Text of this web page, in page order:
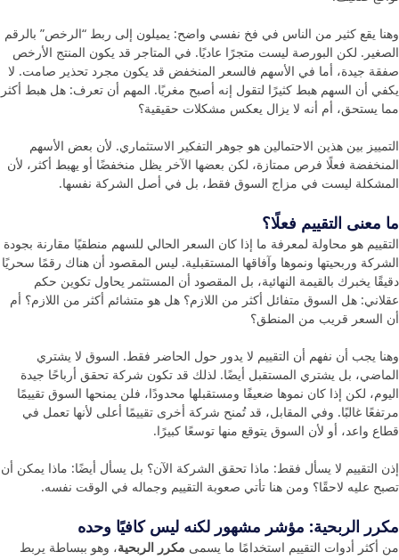
وهنا يقع كثير من الناس في فخ نفسي واضح: يميلون إلى ربط “الرخص” بالرقم
الصغير. لكن البورصة ليست متجرًا عاديًا. في المتاجر قد يكون المنتج الأرخص
صفقة جيدة، أما في الأسهم فالسعر المنخفض قد يكون مجرد تحذير صامت. لا
يكفي أن السهم هبط كثيرًا لتقول إنه أصبح مغريًا. المهم أن تعرف: هل هبط أكثر
مما يستحق، أم أنه لا يزال يعكس مشكلات حقيقية؟
التمييز بين هذين الاحتمالين هو جوهر التفكير الاستثماري. لأن بعض الأسهم
المنخفضة فعلًا فرص ممتازة، لكن بعضها الآخر يظل منخفضًا أو يهبط أكثر، لأن
المشكلة ليست في مزاج السوق فقط، بل في أصل الشركة نفسها.
ما معنى التقييم فعلًا؟
التقييم هو محاولة لمعرفة ما إذا كان السعر الحالي للسهم منطقيًا مقارنة بجودة
الشركة وربحيتها ونموها وآفاقها المستقبلية. ليس المقصود أن هناك رقمًا سحريًا
دقيقًا يخبرك بالقيمة النهائية، بل المقصود أن المستثمر يحاول تكوين حكم
عقلاني: هل السوق متفائل أكثر من اللازم؟ هل هو متشائم أكثر من اللازم؟ أم
أن السعر قريب من المنطق؟
وهنا يجب أن نفهم أن التقييم لا يدور حول الحاضر فقط. السوق لا يشتري
الماضي، بل يشتري المستقبل أيضًا. لذلك قد تكون شركة تحقق أرباحًا جيدة
اليوم، لكن إذا كان نموها ضعيفًا ومستقبلها محدودًا، فلن يمنحها السوق تقييمًا
مرتفعًا غالبًا. وفي المقابل، قد تُمنح شركة أخرى تقييمًا أعلى لأنها تعمل في
قطاع واعد، أو لأن السوق يتوقع منها توسعًا كبيرًا.
إذن التقييم لا يسأل فقط: ماذا تحقق الشركة الآن؟ بل يسأل أيضًا: ماذا يمكن أن
تصبح عليه لاحقًا؟ ومن هنا تأتي صعوبة التقييم وجماله في الوقت نفسه.
مكرر الربحية: مؤشر مشهور لكنه ليس كافيًا وحده
من أكثر أدوات التقييم استخدامًا ما يسمى مكرر الربحية، وهو ببساطة يربط